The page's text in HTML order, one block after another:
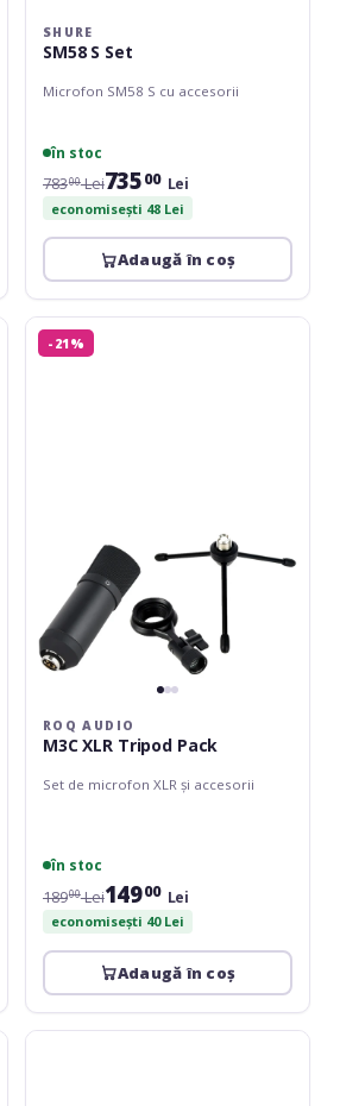
SHURE
SM58 S Set
Microfon SM58 S cu accesorii
în stoc
78300Lei73500 Lei
economisești 48 Lei
Adaugă în coș
ROQ
Audio
-21%
ROQ AUDIO
M3C XLR Tripod Pack
Set de microfon XLR și accesorii
în stoc
18900Lei14900 Lei
economisești 40 Lei
Adaugă în coș
LD